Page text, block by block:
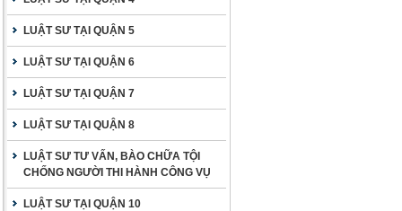
LUẬT SƯ TẠI QUẬN 5
LUẬT SƯ TẠI QUẬN 6
LUẬT SƯ TẠI QUẬN 7
LUẬT SƯ TẠI QUẬN 8
LUẬT SƯ TƯ VẤN, BÀO CHỮA TỘI
CHỐNG NGƯỜI THI HÀNH CÔNG VỤ
LUẬT SƯ TẠI QUẬN 10